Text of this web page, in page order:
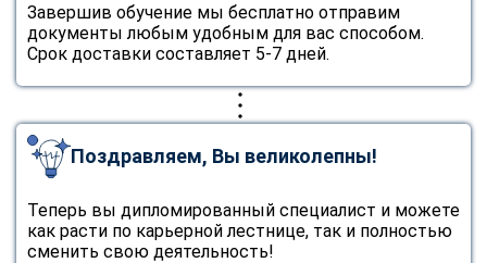
Завершив обучение мы бесплатно отправим
документы любым удобным для вас способом.
Срок доставки составляет 5-7 дней.
Поздравляем, Вы великолепны!
Теперь вы дипломированный специалист и можете
как расти по карьерной лестнице, так и полностью
сменить свою деятельность!